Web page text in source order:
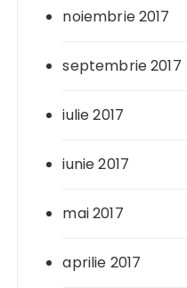
noiembrie 2017
septembrie 2017
iulie 2017
iunie 2017
mai 2017
aprilie 2017